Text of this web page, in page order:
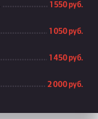
1 550 руб.
1 050 руб.
1 450 руб.
2 000 руб.